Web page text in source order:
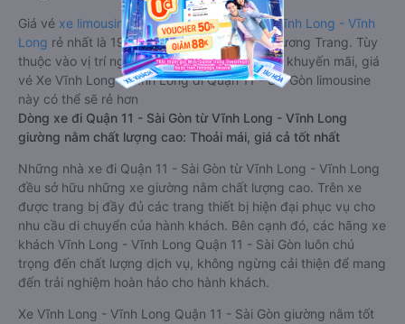
Giá vé xe limousine đi Quận 11 - Sài Gòn từ Vĩnh Long - Vĩnh
Long rẻ nhất là 190000VND của hãng xe Phương Trang. Tùy
thuộc vào vị trí ngồi của bạn và chương trình khuyến mãi, giá
vé Xe Vĩnh Long - Vĩnh Long đi Quận 11 - Sài Gòn limousine
này có thể sẽ rẻ hơn
Dòng xe đi Quận 11 - Sài Gòn từ Vĩnh Long - Vĩnh Long
giường nằm chất lượng cao: Thoải mái, giá cả tốt nhất
Những nhà xe đi Quận 11 - Sài Gòn từ Vĩnh Long - Vĩnh Long
đều sở hữu những xe giường nằm chất lượng cao. Trên xe
được trang bị đầy đủ các trang thiết bị hiện đại phục vụ cho
nhu cầu di chuyển của hành khách. Bên cạnh đó, các hãng xe
khách Vĩnh Long - Vĩnh Long Quận 11 - Sài Gòn luôn chú
trọng đến chất lượng dịch vụ, không ngừng cải thiện để mang
đến trải nghiệm hoàn hảo cho hành khách.
Xe Vĩnh Long - Vĩnh Long Quận 11 - Sài Gòn giường nằm tốt